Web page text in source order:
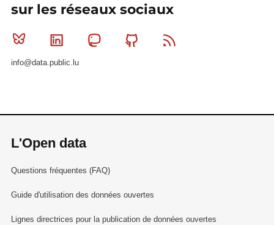
sur les réseaux sociaux
Bluesky Linkedin MastodonGithub
info@data.public.lu
L'Open data
Questions fréquentes (FAQ)
Guide d'utilisation des données ouvertes
Lignes directrices pour la publication de données ouvertes